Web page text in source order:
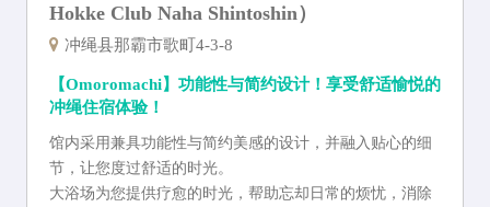
Hokke Club Naha Shintoshin）
冲绳县那霸市歌町4-3-8
【Omoromachi】功能性与简约设计！享受舒适愉悦的
冲绳住宿体验！
馆内采用兼具功能性与简约美感的设计，并融入贴心的细
节，让您度过舒适的时光。
大浴场为您提供疗愈的时光，帮助忘却日常的烦忧，消除